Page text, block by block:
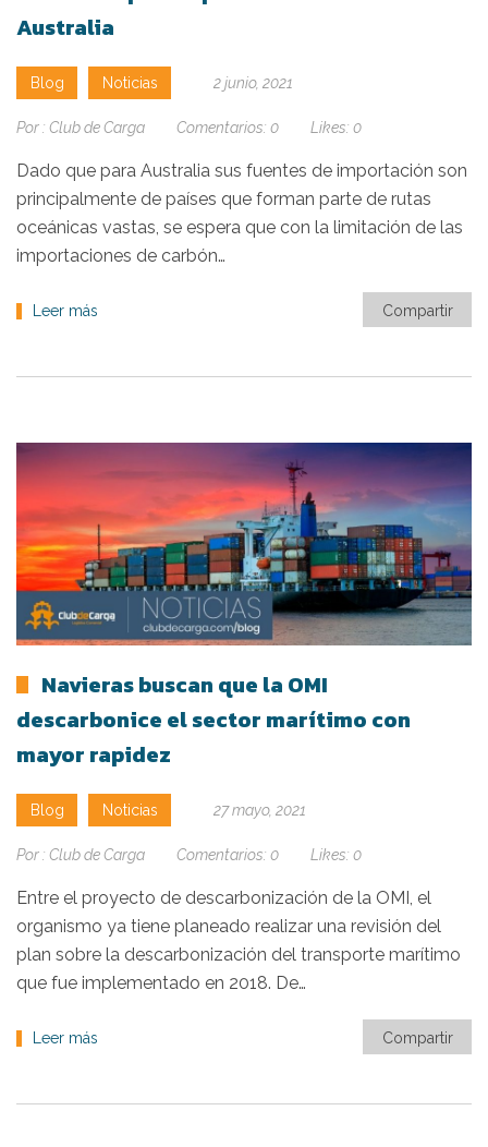
Australia
Blog Noticias 2 junio, 2021
Por : Club de Carga Comentarios: 0 Likes: 0
Dado que para Australia sus fuentes de importación son
principalmente de países que forman parte de rutas
oceánicas vastas, se espera que con la limitación de las
importaciones de carbón…
Leer más Compartir
Navieras buscan que la OMI
descarbonice el sector marítimo con
mayor rapidez
Blog Noticias 27 mayo, 2021
Por : Club de Carga Comentarios: 0 Likes: 0
Entre el proyecto de descarbonización de la OMI, el
organismo ya tiene planeado realizar una revisión del
plan sobre la descarbonización del transporte marítimo
que fue implementado en 2018. De…
Leer más Compartir